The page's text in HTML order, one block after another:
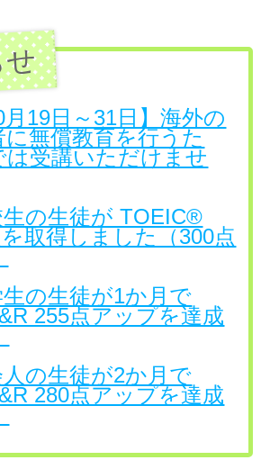
月19日～31日】海外の
に無償教育を行うた
は受講いただけませ
生の生徒が TOEIC®
取得しました（300点
の生徒が1か月で
255点アップを達成
の生徒が2か月で
280点アップを達成